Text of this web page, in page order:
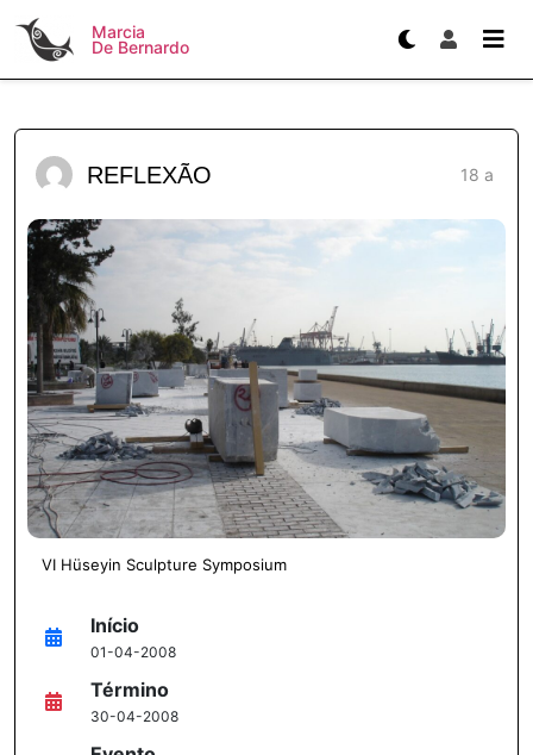
Marcia
De Bernardo
REFLEXÃO 18 a
VI Hüseyin Sculpture Symposium
Início
01-04-2008
Término
30-04-2008